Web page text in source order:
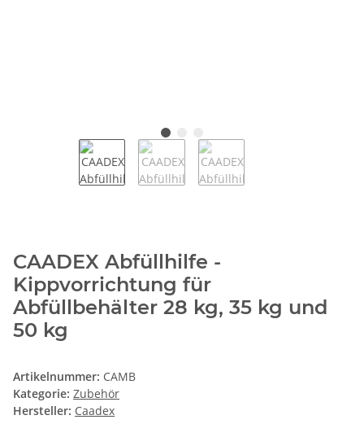
CAADEX Abfüllhilfe -
Kippvorrichtung für
Abfüllbehälter 28 kg, 35 kg und
50 kg
Artikelnummer: CAMB
Kategorie: Zubehör
Hersteller: Caadex